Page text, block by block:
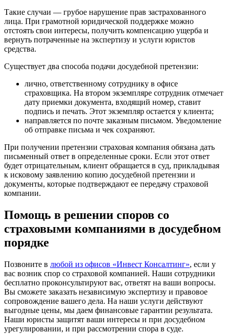
Такие случаи — грубое нарушение прав застрахованного
лица. При грамотной юридической поддержке можно
отстоять свои интересы, получить компенсацию ущерба и
вернуть потраченные на экспертизу и услуги юристов
средства.
Существует два способа подачи досудебной претензии:
лично, ответственному сотруднику в офисе
страховщика. На втором экземпляре сотрудник отмечает
дату приемки документа, входящий номер, ставит
подпись и печать. Этот экземпляр остается у клиента;
направляется по почте заказным письмом. Уведомление
об отправке письма и чек сохраняют.
При получении претензии страховая компания обязана дать
письменный ответ в определенные сроки. Если этот ответ
будет отрицательным, клиент обращается в суд, прикладывая
к исковому заявлению копию досудебной претензии и
документы, которые подтверждают ее передачу страховой
компании.
Помощь в решении споров со
страховыми компаниями в досудебном
порядке
Позвоните в любой из офисов «Инвест Консалтинг», если у
вас возник спор со страховой компанией. Наши сотрудники
бесплатно проконсультируют вас, ответят на ваши вопросы.
Вы сможете заказать независимую экспертизу и правовое
сопровождение вашего дела. На наши услуги действуют
выгодные цены, мы даем финансовые гарантии результата.
Наши юристы защитят ваши интересы и при досудебном
урегулировании, и при рассмотрении спора в суде.